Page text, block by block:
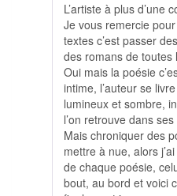
L’artiste à plus d’une
Je vous remercie
textes c’est passer
des romans de toutes
Oui mais la poésie
intime, l’auteur se
lumineux et sombre,
l’on retrouve dans
Mais chroniquer des
mettre à nue, alors
de chaque poésie,
bout, au bord et voici